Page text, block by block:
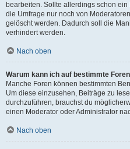
bearbeiten. Sollte allerdings schon
die Umfrage nur noch von
gelöscht werden. Dadurch soll die
verhindert werden.
Nach oben
Warum kann ich auf bestimmte
Manche Foren können bestimmten
Um diese einzusehen, Beiträge zu
durchzuführen, brauchst du
einen Moderator oder Administrator
Nach oben